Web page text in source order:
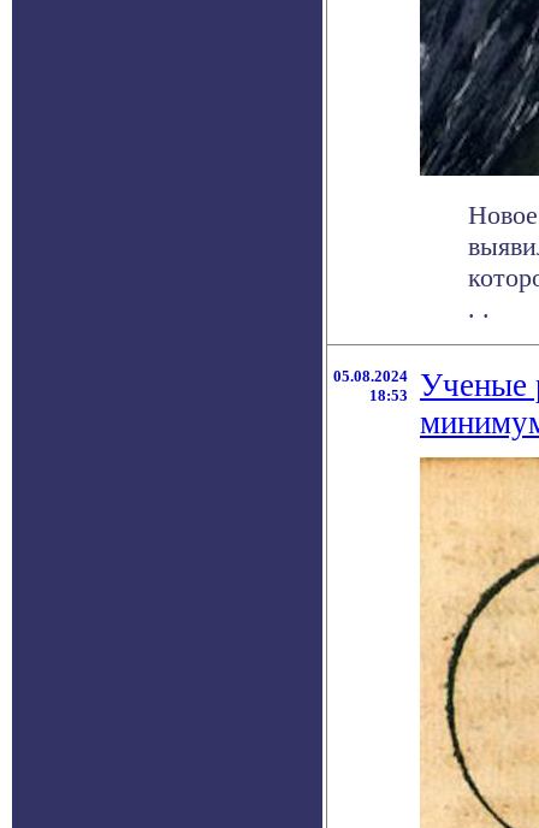
. .
05.08.2024
18:53
Ученые